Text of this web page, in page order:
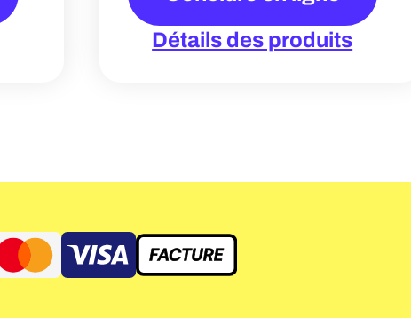
Détails des produits